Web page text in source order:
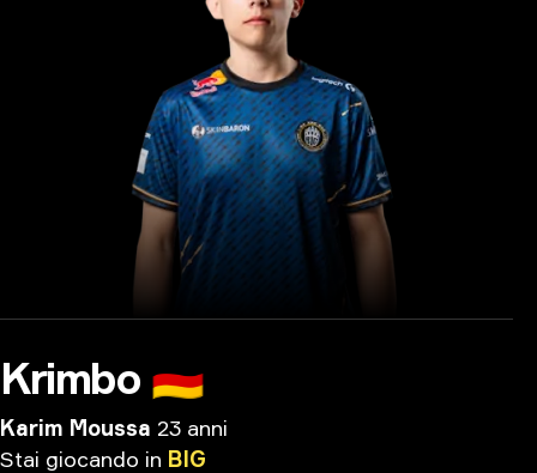
Krimbo 🇩🇪
Karim Moussa 23 anni
Stai giocando in BIG